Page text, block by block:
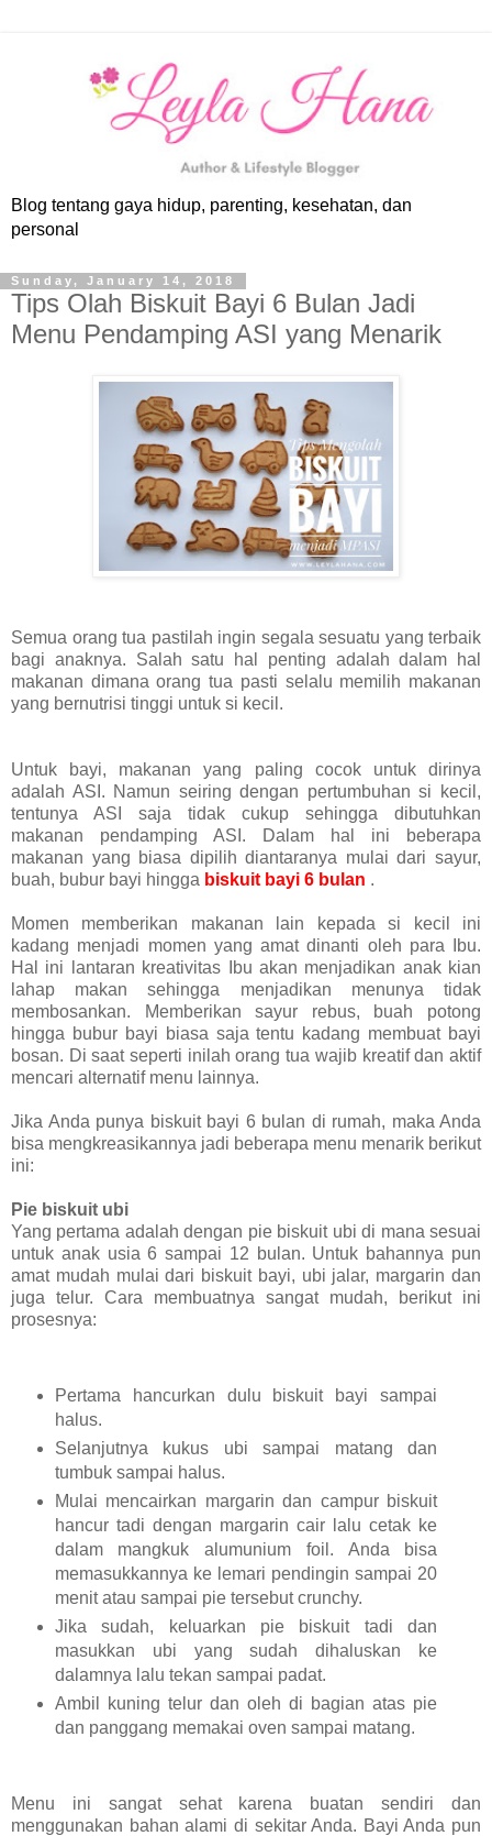
Blog tentang gaya hidup, parenting, kesehatan, dan
personal
Sunday, January 14, 2018
Tips Olah Biskuit Bayi 6 Bulan Jadi
Menu Pendamping ASI yang Menarik
Semua orang tua pastilah ingin segala sesuatu yang terbaik
bagi anaknya. Salah satu hal penting adalah dalam hal
makanan dimana orang tua pasti selalu memilih makanan
yang bernutrisi tinggi untuk si kecil.
Untuk bayi, makanan yang paling cocok untuk dirinya
adalah ASI. Namun seiring dengan pertumbuhan si kecil,
tentunya ASI saja tidak cukup sehingga dibutuhkan
makanan pendamping ASI. Dalam hal ini beberapa
makanan yang biasa dipilih diantaranya mulai dari sayur,
buah, bubur bayi hingga biskuit bayi 6 bulan .
Momen memberikan makanan lain kepada si kecil ini
kadang menjadi momen yang amat dinanti oleh para Ibu.
Hal ini lantaran kreativitas Ibu akan menjadikan anak kian
lahap makan sehingga menjadikan menunya tidak
membosankan. Memberikan sayur rebus, buah potong
hingga bubur bayi biasa saja tentu kadang membuat bayi
bosan. Di saat seperti inilah orang tua wajib kreatif dan aktif
mencari alternatif menu lainnya.
Jika Anda punya biskuit bayi 6 bulan di rumah, maka Anda
bisa mengkreasikannya jadi beberapa menu menarik berikut
ini:
Pie biskuit ubi
Yang pertama adalah dengan pie biskuit ubi di mana sesuai
untuk anak usia 6 sampai 12 bulan. Untuk bahannya pun
amat mudah mulai dari biskuit bayi, ubi jalar, margarin dan
juga telur. Cara membuatnya sangat mudah, berikut ini
prosesnya:
Pertama hancurkan dulu biskuit bayi sampai
halus.
Selanjutnya kukus ubi sampai matang dan
tumbuk sampai halus.
Mulai mencairkan margarin dan campur biskuit
hancur tadi dengan margarin cair lalu cetak ke
dalam mangkuk alumunium foil. Anda bisa
memasukkannya ke lemari pendingin sampai 20
menit atau sampai pie tersebut crunchy.
Jika sudah, keluarkan pie biskuit tadi dan
masukkan ubi yang sudah dihaluskan ke
dalamnya lalu tekan sampai padat.
Ambil kuning telur dan oleh di bagian atas pie
dan panggang memakai oven sampai matang.
Menu ini sangat sehat karena buatan sendiri dan
menggunakan bahan alami di sekitar Anda. Bayi Anda pun